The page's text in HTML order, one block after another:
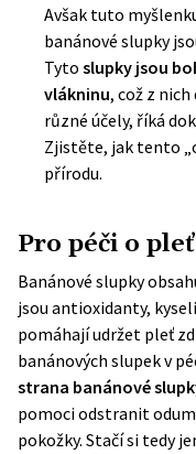
Avšak tuto
banánové slupky
Tyto slupky jsou
vlákninu, což z
různé účely, říká
Zjistěte, jak tento
přírodu.
Pro péči o pleť
Banánové slupky
jsou antioxidanty,
pomáhají udržet pleť
banánových slupek v
strana banánové
pomoci odstranit
pokožky. Stačí si tedy